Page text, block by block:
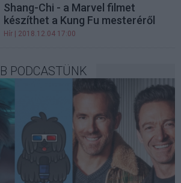
Shang-Chi - a Marvel filmet
készíthet a Kung Fu mesteréről
Hír | 2018.12.04 17:00
PODCASTÜNK